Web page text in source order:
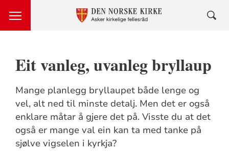
Eit vanleg, uvanleg bryllaup
Mange planlegg bryllaupet både lenge og
vel, alt ned til minste detalj. Men det er også
enklare måtar å gjere det på. Visste du at det
også er mange val ein kan ta med tanke på
sjølve vigselen i kyrkja?